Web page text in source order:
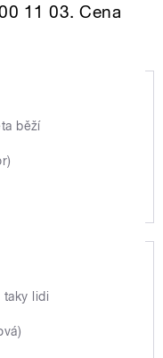
11 03. Cena
běží
taky lidi